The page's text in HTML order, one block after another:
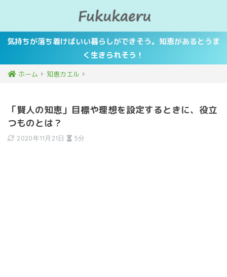
気持ちが落ち着けばいい暮らしができそう。知恵があるとうま
く生きられそう！
ホーム 知恵カエル
「賢人の知恵」目標や理想を設定するときに、役立
つものとは？
2020年11月21日 5分